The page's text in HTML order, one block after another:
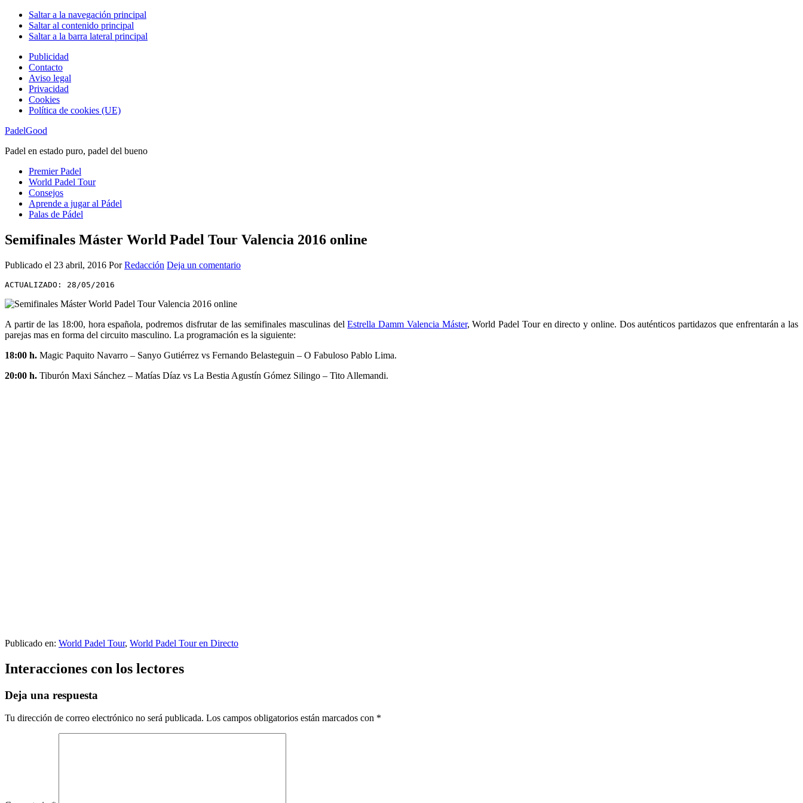
Saltar a la navegación principal
Saltar al contenido principal
Saltar a la barra lateral principal
Publicidad
Contacto
Aviso legal
Privacidad
Cookies
Política de cookies (UE)
PadelGood
Padel en estado puro, padel del bueno
Premier Padel
World Padel Tour
Consejos
Aprende a jugar al Pádel
Palas de Pádel
Semifinales Máster World Padel Tour Valencia 2016 online
Publicado el 23 abril, 2016 PorRedacción Deja un comentario
ACTUALIZADO: 28/05/2016
A partir de las 18:00, hora española, podremos disfrutar de las semifinales masculinas delEstrella Damm Valencia Máster, World Padel Tour en directo y online. Dos auténticos partidazos que enfrentarán a las
parejas mas en forma del circuito masculino. La programación es la siguiente:
18:00 h. Magic Paquito Navarro – Sanyo Gutiérrez vs Fernando Belasteguin – O Fabuloso Pablo Lima.
20:00 h. Tiburón Maxi Sánchez – Matías Díaz vs La Bestia Agustín Gómez Silingo – Tito Allemandi.
Publicado en: World Padel Tour, World Padel Tour en Directo
Interacciones con los lectores
Deja una respuesta
Tu dirección de correo electrónico no será publicada. Los campos obligatorios están marcados con *